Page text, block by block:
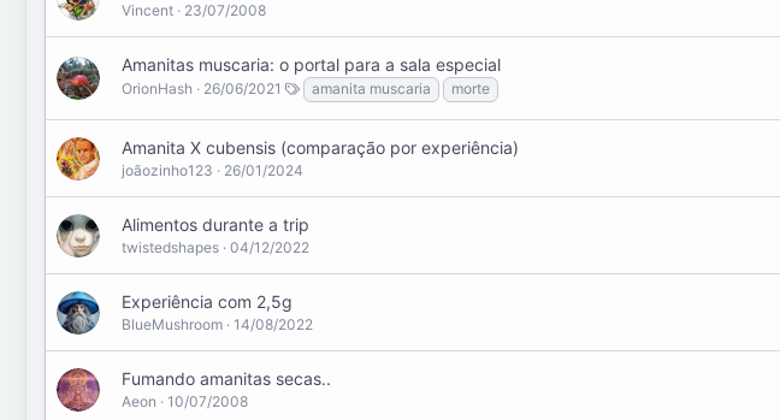
Vincent 23/07/2008
Amanitas muscaria: o portal para a sala especial
OrionHash 26/06/2021 amanita muscaria morte
Amanita X cubensis (comparação por experiência)
joãozinho123 26/01/2024
Alimentos durante a trip
twistedshapes 04/12/2022
Experiência com 2,5g
BlueMushroom 14/08/2022
Fumando amanitas secas..
Aeon 10/07/2008